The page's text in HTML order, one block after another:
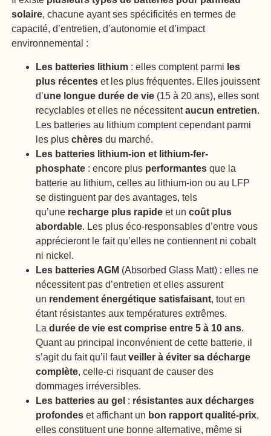
solaire, chacune ayant ses spécificités en termes de
capacité, d’entretien, d’autonomie et d’impact
environnemental :
Les batteries lithium: elles comptent parmi les
plus récenteset les plus fréquentes. Elles jouissent
d’une longue durée de vie(15 à 20 ans), elles sont
recyclables et elles ne nécessitentaucun entretien.
Les batteries au lithium comptent cependant parmi
les pluschèresdu marché.
Les batteries lithium-ion et lithium-fer-
phosphate: encore plus performantesque la
batterie au lithium, celles au lithium-ion ou au LFP
se distinguent par des avantages, tels
qu’une recharge plus rapideet un coût plus
abordable. Les plus éco-responsables d’entre vous
apprécieront le fait qu’elles ne contiennent ni cobalt
ni nickel.
Les batteries AGM (Absorbed Glass Matt) : elles ne
nécessitent pas d’entretien et elles assurent
un rendement énergétique satisfaisant, tout en
étant résistantes aux températures extrêmes.
La durée de vie est comprise entre 5 à 10 ans.
Quant au principal inconvénient de cette batterie, il
s’agit du fait qu’il fautveiller à éviter sa décharge
complète, celle-ci risquant de causer des
dommages irréversibles.
Les batteries au gel : résistantes aux décharges
profondeset affichant un bon rapport qualité-prix,
elles constituent une bonne alternative, même si